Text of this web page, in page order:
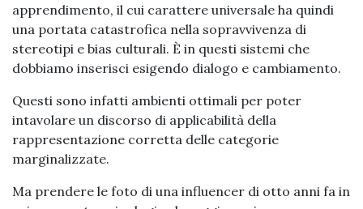
apprendimento, il cui carattere universale ha quindi
una portata catastrofica nella sopravvivenza di
stereotipi e bias culturali. È in questi sistemi che
dobbiamo inserisci esigendo dialogo e cambiamento.
Questi sono infatti ambienti ottimali per poter
intavolare un discorso di applicabilità della
rappresentazione corretta delle categorie
marginalizzate.
Ma prendere le foto di una influencer di otto anni fa in